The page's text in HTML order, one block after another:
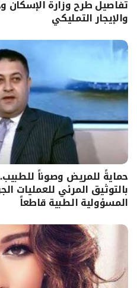
تفاصيل طرح وزارة الإسكان
والإيجار التمليكي
حمايةً للمريض وصوناً
بالتوثيق المرئي للعمليات
المسؤولية الطبية قاطعاً